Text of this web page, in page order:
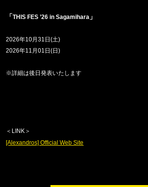
「THIS FES ’26 in Sagamihara 」
2026年10月31 日(土)
2026年11 月01 日(日)
※詳細は後日発表いたします
＜ LINK ＞
[Alexandros] Official Web Site